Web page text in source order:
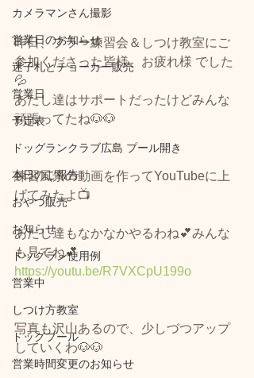
カメラマンさん撮影
営業日のお知らせ
迷子札とチョーカー販売
営業日
予定表
ドッグランクラブ広島 プール開き
本日のご報告
おやつ販売
お知らせ
ドッグラン使用例
営業中
しつけ方教室
ドッグプール
営業時間変更のお知らせ
昨日、プラー練習会＆しつけ教室にご
参加くださった皆様、お疲れ様 でした
💦
あたし達はサポートだったけどみんな
頑張ってたね🐶🐶
練習風景の動画を作ってYouTubeに上
げてみたよ📺
あたし達もなかなかやるわね💕みんな
も見てね💕
https://youtu.be/R7VXCpU199o
写真も沢山あるので、少しづつアップ
していくわ🐶🐶